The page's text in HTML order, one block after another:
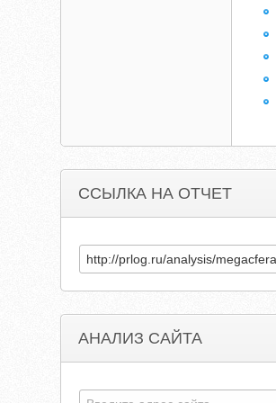
ССЫЛКА НА ОТЧЕТ
АНАЛИЗ САЙТА